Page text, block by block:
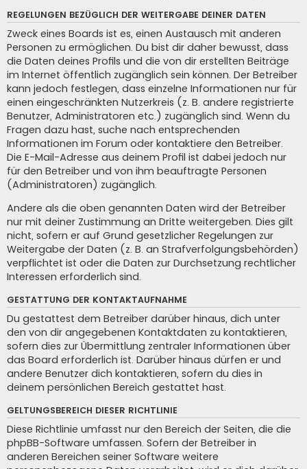
REGELUNGEN BEZÜGLICH DER WEITERGABE DEINER DATEN
Zweck eines Boards ist es, einen Austausch mit anderen
Personen zu ermöglichen. Du bist dir daher bewusst, dass
die Daten deines Profils und die von dir erstellten Beiträge
im Internet öffentlich zugänglich sein können. Der Betreiber
kann jedoch festlegen, dass einzelne Informationen nur für
einen eingeschränkten Nutzerkreis (z. B. andere registrierte
Benutzer, Administratoren etc.) zugänglich sind. Wenn du
Fragen dazu hast, suche nach entsprechenden
Informationen im Forum oder kontaktiere den Betreiber.
Die E-Mail-Adresse aus deinem Profil ist dabei jedoch nur
für den Betreiber und von ihm beauftragte Personen
(Administratoren) zugänglich.
Andere als die oben genannten Daten wird der Betreiber
nur mit deiner Zustimmung an Dritte weitergeben. Dies gilt
nicht, sofern er auf Grund gesetzlicher Regelungen zur
Weitergabe der Daten (z. B. an Strafverfolgungsbehörden)
verpflichtet ist oder die Daten zur Durchsetzung rechtlicher
Interessen erforderlich sind.
GESTATTUNG DER KONTAKTAUFNAHME
Du gestattest dem Betreiber darüber hinaus, dich unter
den von dir angegebenen Kontaktdaten zu kontaktieren,
sofern dies zur Übermittlung zentraler Informationen über
das Board erforderlich ist. Darüber hinaus dürfen er und
andere Benutzer dich kontaktieren, sofern du dies in
deinem persönlichen Bereich gestattet hast.
GELTUNGSBEREICH DIESER RICHTLINIE
Diese Richtlinie umfasst nur den Bereich der Seiten, die die
phpBB-Software umfassen. Sofern der Betreiber in
anderen Bereichen seiner Software weitere